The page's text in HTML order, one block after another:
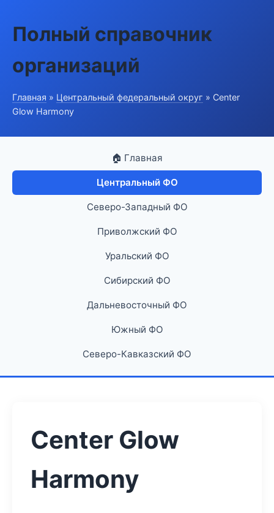
Полный справочник
организаций
Главная » Центральный федеральный округ » Center
Glow Harmony
🏠 Главная
Центральный ФО
Северо-Западный ФО
Приволжский ФО
Уральский ФО
Сибирский ФО
Дальневосточный ФО
Южный ФО
Северо-Кавказский ФО
Center Glow
Harmony